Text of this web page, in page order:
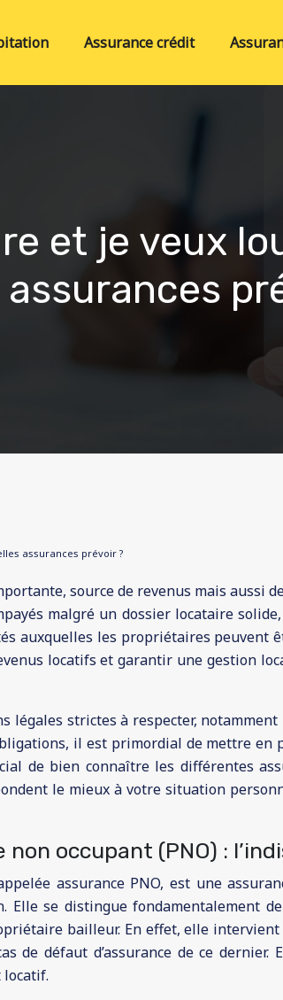
Assurance crédit
et je veux
assurances
assurances prévoir ?
source de revenus mais
malgré un dossier locataire
auxquelles les propriétaires
locatifs et garantir une gestion
strictes à respecter,
il est primordial de mettre
de bien connaître les différentes
le mieux à votre situation
occupant (PNO) :
assurance PNO, est une
se distingue fondamentalement
bailleur. En effet, elle
de défaut d’assurance de ce